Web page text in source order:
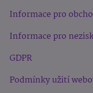
Informace pro
Informace pro
GDPR
Podmínky užití